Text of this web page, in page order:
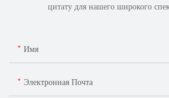
цитату для нашего широкого
Имя
Электронная Почта